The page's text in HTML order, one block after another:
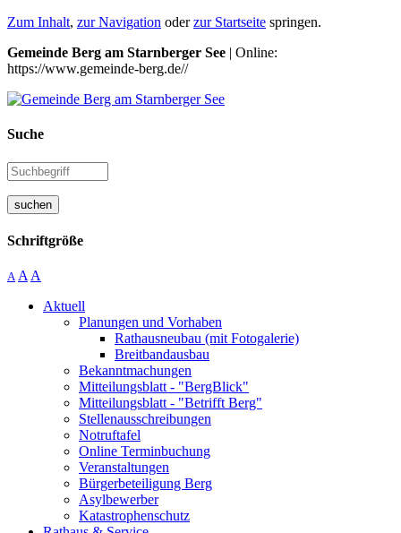
Zum Inhalt, zur Navigation oderzur Startseite springen.
Gemeinde Berg am Starnberger See | Online:
https://www.gemeinde-berg.de//
Suche
suchen
Schriftgröße
A A A
Aktuell
Planungen und Vorhaben
Rathausneubau (mit Fotogalerie)
Breitbandausbau
Bekanntmachungen
Mitteilungsblatt - "BergBlick"
Mitteilungsblatt - "Betrifft Berg"
Stellenausschreibungen
Notruftafel
Online Terminbuchung
Veranstaltungen
Bürgerbeteiligung Berg
Asylbewerber
Katastrophenschutz